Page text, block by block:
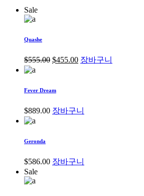
Sale
Quashe
$555.00 $455.00 장바구니
Fever Dream
$889.00 장바구니
Geronda
$586.00 장바구니
Sale